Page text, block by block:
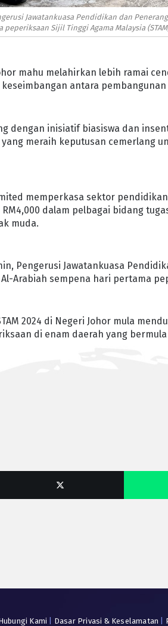
Jawatankuasa Pendidikan dan
peperiksaan Sijil Tinggi Agama Malaysia
mahu melahirkan lebih ramai
antara
dengan inisiatif biasiswa dan
yang meraih keputusan
memperkasa sektor
dalam pelbagai bidang
muda.
Pengerusi Jawatankuasa
Arabiah sempena hari pertama
2024 di Negeri Johor mula
di enam daerah yang
Kami Dasar Privasi & Keselamatan